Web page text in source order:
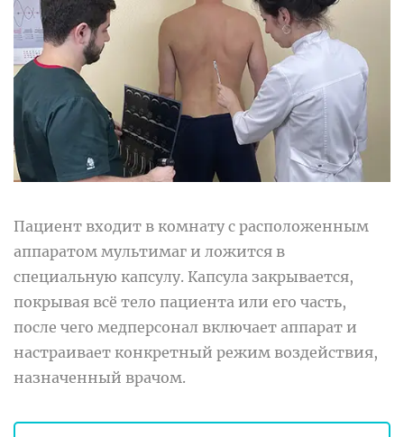
Пациент входит в комнату с расположенным
аппаратом мультимаг и ложится в
специальную капсулу. Капсула закрывается,
покрывая всё тело пациента или его часть,
после чего медперсонал включает аппарат и
настраивает конкретный режим воздействия,
назначенный врачом.